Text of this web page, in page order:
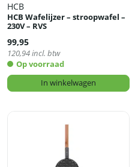
HCB
HCB Wafelijzer – stroopwafel –
230V – RVS
99,95
120,94incl. btw
Op voorraad
In winkelwagen